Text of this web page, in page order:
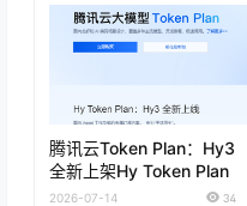
腾讯云Token Plan：Hy3
全新上架Hy Token Plan
2026-07-14 34